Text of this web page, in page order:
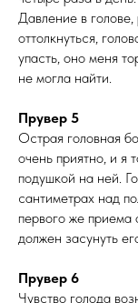
Давление в
оттолкнуться,
упасть, оно меня
не могла найти.
Прувер 5
Острая головная
очень приятно, и я
подушкой на ней.
сантиметрах над
первого же приема
должен засунуть
Прувер 6
Чувство голода